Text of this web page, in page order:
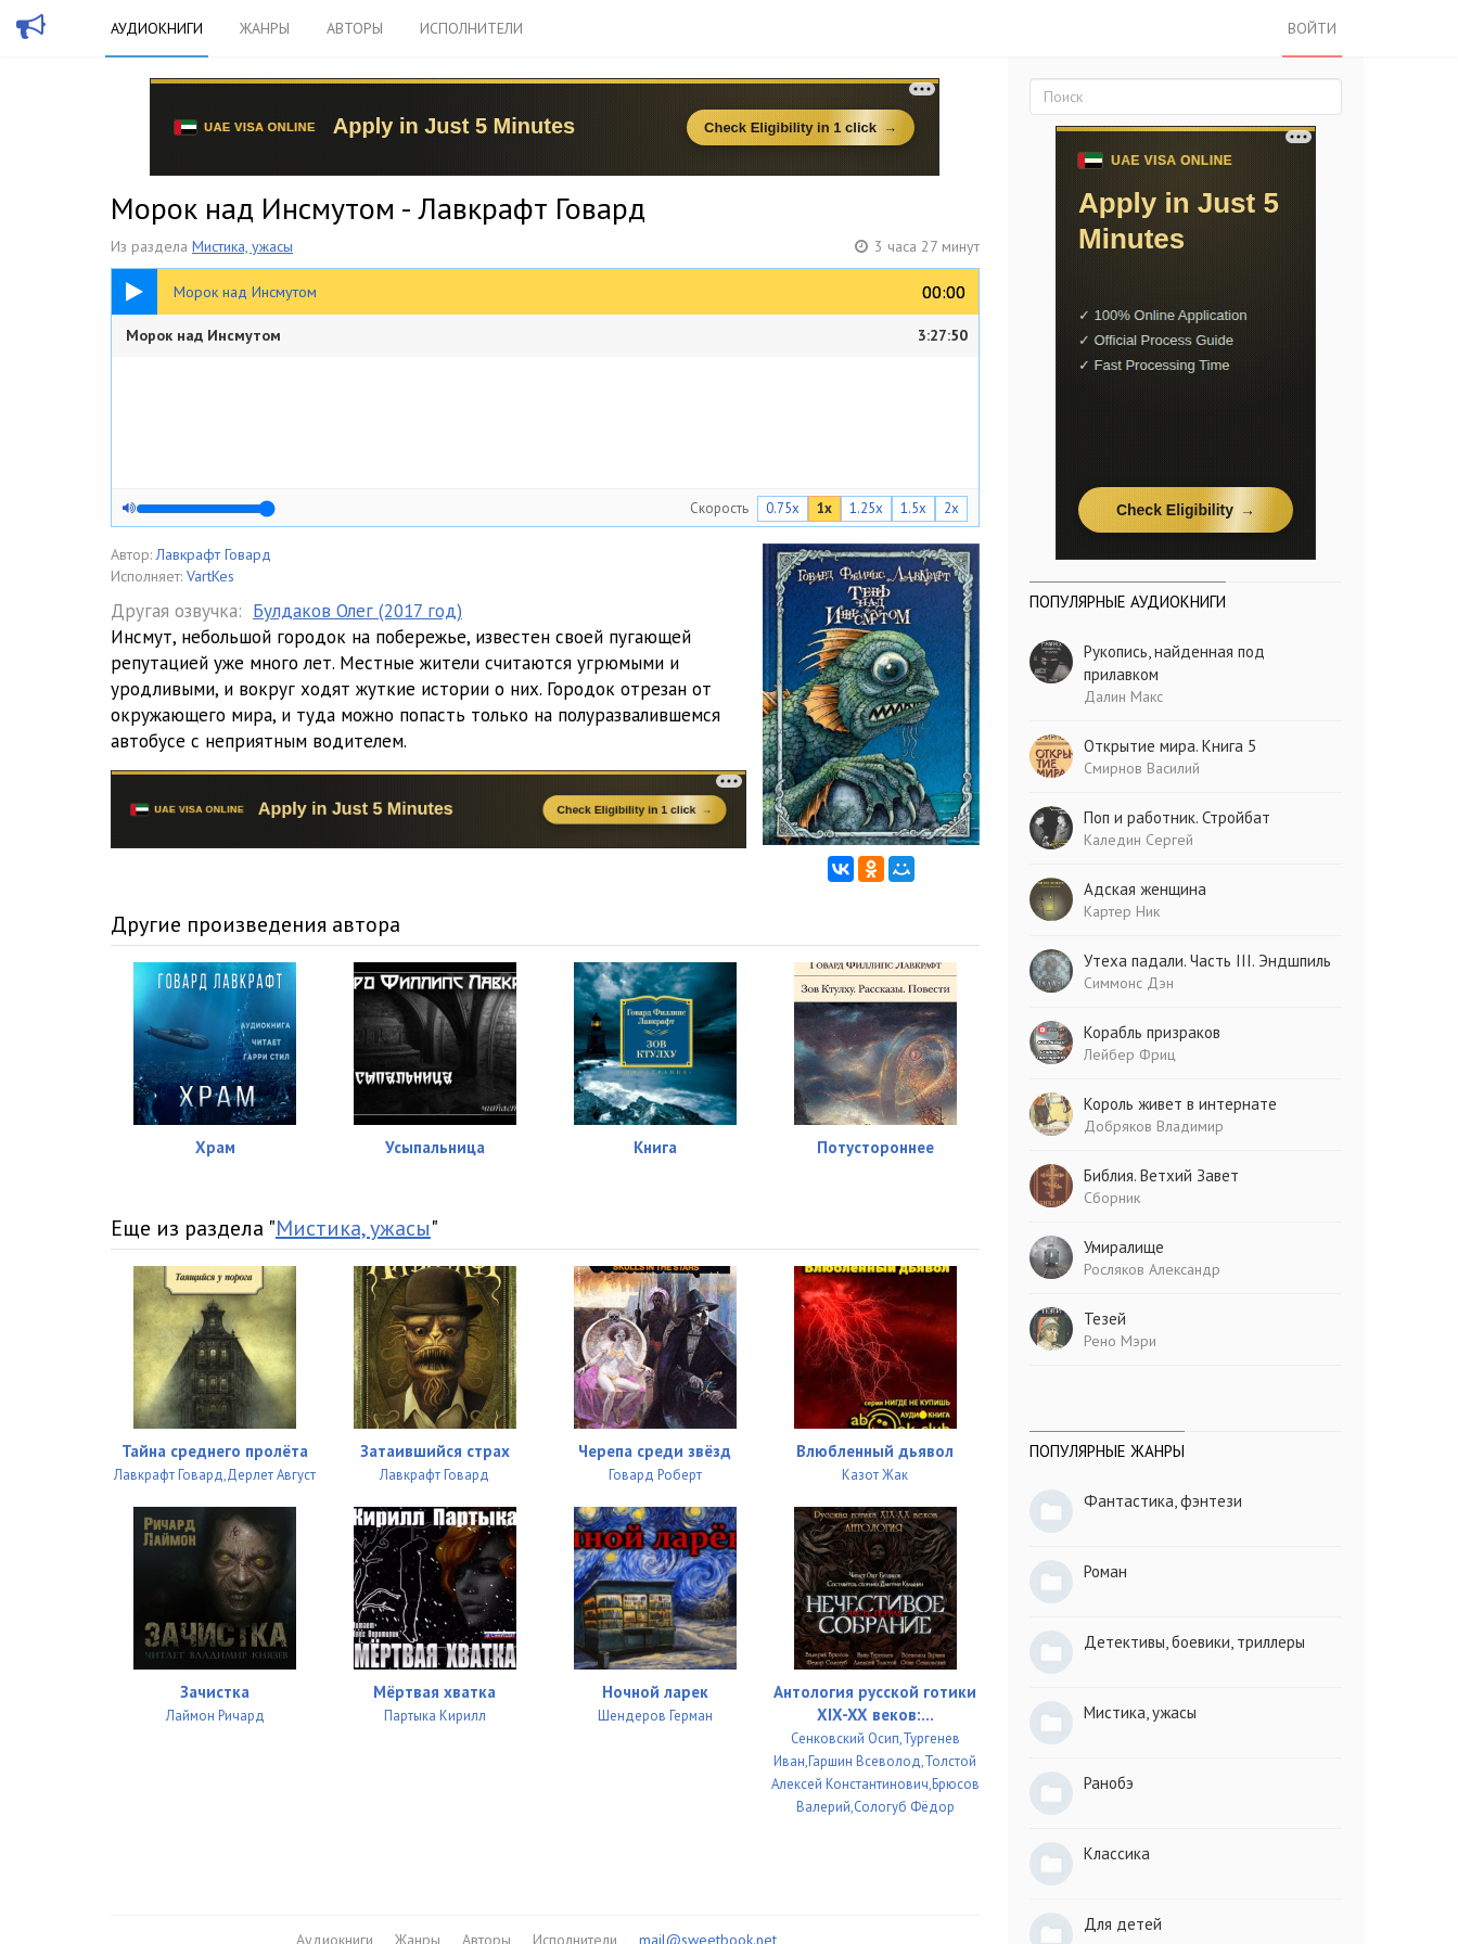
АУДИОКНИГИ ЖАНРЫ АВТОРЫ ИСПОЛНИТЕЛИ ВОЙТИ
Морок над Инсмутом - Лавкрафт Говард
Из раздела Мистика, ужасы 3 часа 27 минут
Морок над Инсмутом 00:00
00:00
3:27:50
Морок над Инсмутом 3:27:50
Скорость 0.75x 1x 1.25x 1.5x 2x
Автор: Лавкрафт Говард
Исполняет: VartKes
Другая озвучка: Булдаков Олег (2017 год)
Инсмут, небольшой городок на побережье, известен своей пугающей
репутацией уже много лет. Местные жители считаются угрюмыми и
уродливыми, и вокруг ходят жуткие истории о них. Городок отрезан от
окружающего мира, и туда можно попасть только на полуразвалившемся
автобусе с неприятным водителем.
Другие произведения автора
Храм Усыпальница Книга Потустороннее
Еще из раздела "Мистика, ужасы"
Тайна среднего пролёта
Лавкрафт Говард,Дерлет Август
Затаившийся страх
Лавкрафт Говард
Черепа среди звёзд
Говард Роберт
Влюбленный дьявол
Казот Жак
Зачистка
Лаймон Ричард
Мёртвая хватка
Партыка Кирилл
Ночной ларек
Шендеров Герман
Антология русской готики
XIX-XX веков:...
Сенковский Осип,Тургенев
Иван,Гаршин Всеволод,Толстой
Алексей Константинович,Брюсов
Валерий,Сологуб Фёдор
Аудиокниги Жанры Авторы Исполнители mail@sweetbook.net
ПОПУЛЯРНЫЕ АУДИОКНИГИ
Рукопись, найденная под
прилавком
Далин Макс
Открытие мира. Книга 5
Смирнов Василий
Поп и работник. Стройбат
Каледин Сергей
Адская женщина
Картер Ник
Утеха падали. Часть III. Эндшпиль
Симмонс Дэн
Корабль призраков
Лейбер Фриц
Король живет в интернате
Добряков Владимир
Библия. Ветхий Завет
Сборник
Умиралище
Росляков Александр
Тезей
Рено Мэри
ПОПУЛЯРНЫЕ ЖАНРЫ
Фантастика, фэнтези
Роман
Детективы, боевики, триллеры
Мистика, ужасы
Ранобэ
Классика
Для детей